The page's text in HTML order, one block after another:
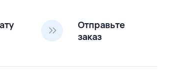
Отправьте
заказ